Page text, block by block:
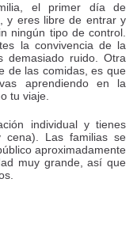
el primer día de
y eres libre de entrar y
ningún tipo de control.
la convivencia de la
ruido. Otra
de las comidas, es que
aprendiendo en la
tu viaje.
individual y tienes
cena). Las familias se
aproximadamente
muy grande, así que